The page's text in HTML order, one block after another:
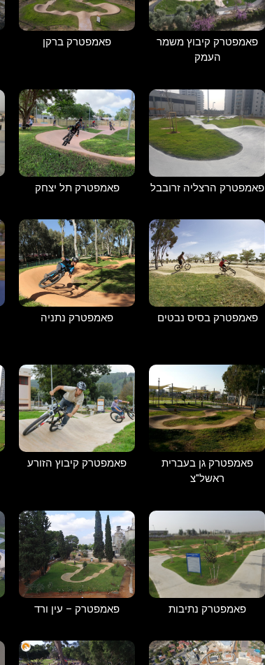
פאמפטרק קיבוץ משמר
העמק
פאמפטרק ברקן
פאמפטרק הרצליה זרובבל פאמפטרק תל יצחק
פאמפטרק בסיס נבטים פאמפטרק נתניה
פאמפטרק גן בעברית
ראשל"צ
פאמפטרק קיבוץ הזורע
פאמפטרק נתיבות פאמפטרק – עין ורד